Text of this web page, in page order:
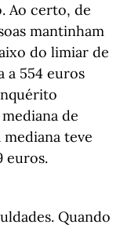
Ao certo, de
mantinham
do limiar de
a 554 euros
de
teve
euros.
Quando